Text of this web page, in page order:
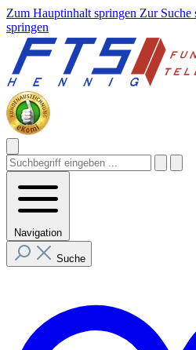
Zum Hauptinhalt springen Zur Suche
springen
Navigation
Suche